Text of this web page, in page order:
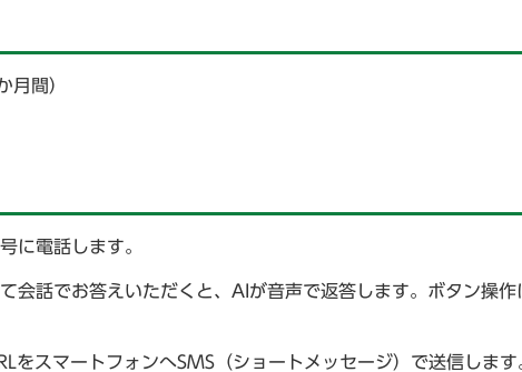
間）
に電話します。
会話でお答えいただくと、AIが音声で返答します。ボタン操作
をスマートフォンへSMS（ショートメッセージ）で送信します